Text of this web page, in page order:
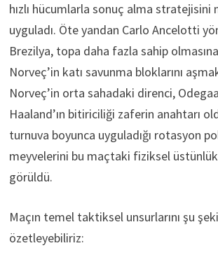
hızlı hücumlarla sonuç alma stratejisini
uyguladı. Öte yandan Carlo Ancelotti
Brezilya, topa daha fazla sahip
Norveç’in katı savunma bloklarını
Norveç’in orta sahadaki direnci,
Haaland’ın bitiriciliği zaferin anahtarı
turnuva boyunca uyguladığı rotasyon
meyvelerini bu maçtaki fiziksel
görüldü.
Maçın temel taktiksel unsurlarını şu
özetleyebiliriz: